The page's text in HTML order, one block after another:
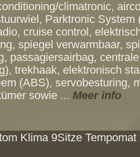
climatronic,
Parktronic System
cruise control,
spiegel verwarmbaar,
passagiersairbag,
trekhaak, elektronisch
(ABS), servobesturing,
sowie ... Meer info
Klima 9Sitze Tempomat